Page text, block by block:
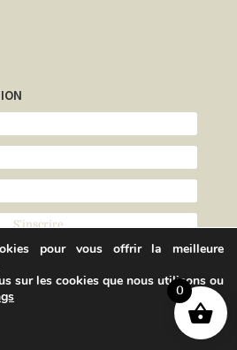
pour vous offrir la meilleure
sur les cookies que nous utilisons ou
0